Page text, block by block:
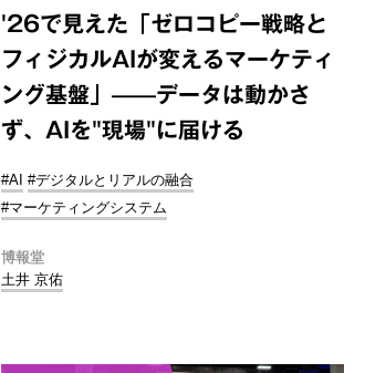
'26で見えた「ゼロコピー戦略と
フィジカルAIが変えるマーケティ
ング基盤」——データは動かさ
ず、AIを"現場"に届ける
#AI #デジタルとリアルの融合
#マーケティングシステム
博報堂
土井 京佑